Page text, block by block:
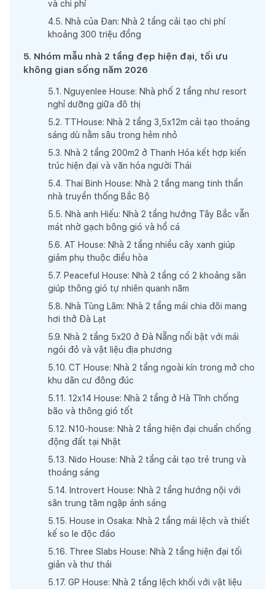
và chi phí
4.5. Nhà của Đan: Nhà 2 tầng cải tạo chi phí
khoảng 300 triệu đồng
5. Nhóm mẫu nhà 2 tầng đẹp hiện đại, tối ưu
không gian sống năm 2026
5.1 . Nguyenlee House: Nhà phố 2 tầng như resort
nghỉ dưỡng giữa đô thị
5.2. TTHouse: Nhà 2 tầng 3,5x12m cải tạo thoáng
sáng dù nằm sâu trong hẻm nhỏ
5.3. Nhà 2 tầng 200m2 ở Thanh Hóa kết hợp kiến
trúc hiện đại và văn hóa người Thái
5.4. Thai Binh House: Nhà 2 tầng mang tinh thần
nhà truyền thống Bắc Bộ
5.5. Nhà anh Hiếu: Nhà 2 tầng hướng Tây Bắc vẫn
mát nhờ gạch bông gió và hồ cá
5.6. AT House: Nhà 2 tầng nhiều cây xanh giúp
giảm phụ thuộc điều hòa
5.7. Peaceful House: Nhà 2 tầng có 2 khoảng sân
giúp thông gió tự nhiên quanh năm
5.8. Nhà Tùng Lâm: Nhà 2 tầng mái chia đôi mang
hơi thở Đà Lạt
5.9. Nhà 2 tầng 5x20 ở Đà Nẵng nổi bật với mái
ngói đỏ và vật liệu địa phương
5.10. CT House: Nhà 2 tầng ngoài kín trong mở cho
khu dân cư đông đúc
5.11 . 12x14 House: Nhà 2 tầng ở Hà Tĩnh chống
bão và thông gió tốt
5.12. N10-house: Nhà 2 tầng hiện đại chuẩn chống
động đất tại Nhật
5.13. Nido House: Nhà 2 tầng cải tạo trẻ trung và
thoáng sáng
5.14. Introvert House: Nhà 2 tầng hướng nội với
sân trung tâm ngập ánh sáng
5.15. House in Osaka: Nhà 2 tầng mái lệch và thiết
kế so le độc đáo
5.16. Three Slabs House: Nhà 2 tầng hiện đại tối
giản và thư thái
5.17. GP House: Nhà 2 tầng lệch khối với vật liệu